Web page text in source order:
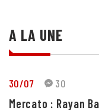
A LA UNE
30/07 30
Mercato : Rayan